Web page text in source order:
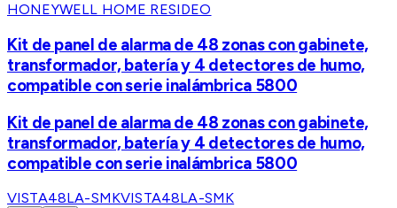
HONEYWELL HOME RESIDEO
Kit de panel de alarma de 48 zonas con gabinete,
transformador, batería y 4 detectores de humo,
compatible con serie inalámbrica 5800
Kit de panel de alarma de 48 zonas con gabinete,
transformador, batería y 4 detectores de humo,
compatible con serie inalámbrica 5800
VISTA48LA-SMKVISTA48LA-SMK